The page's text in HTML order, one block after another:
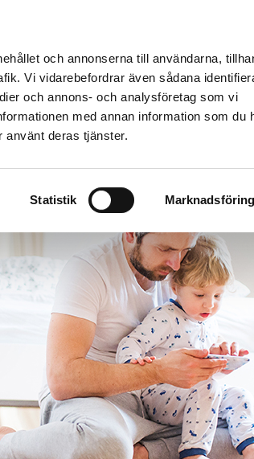
och annonserna till användarna,
Vi vidarebefordrar även sådana
och annons- och analysföretag som vi
med annan information som du
använt deras tjänster.
Statistik Marknadsföring
Kunskap Fastighet
CURRENT:
CALIBRA E COOL